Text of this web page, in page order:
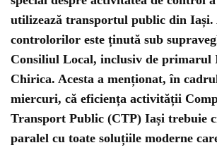
utilizează transportul public din Iași.
controlorilor este ținută sub
Consiliul Local, inclusiv de primarul
Chirica. Acesta a menționat, în
miercuri, că eficiența activității
Transport Public (CTP) Iași trebuie
paralel cu toate soluțiile moderne